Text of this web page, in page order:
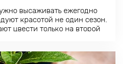
высаживать ежегодно
красотой не один сезон.
цвести только на второй